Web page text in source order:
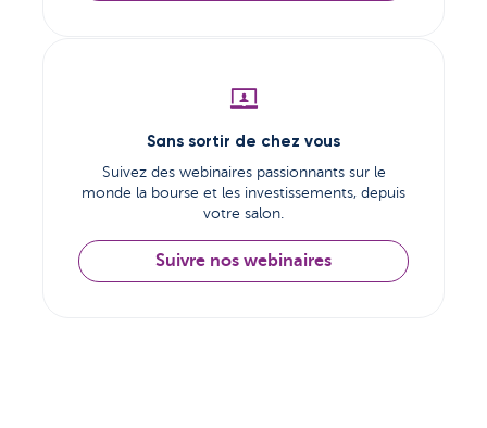
Sans sortir de chez vous
Suivez des webinaires passionnants sur le
monde la bourse et les investissements, depuis
votre salon.
Suivre nos webinaires